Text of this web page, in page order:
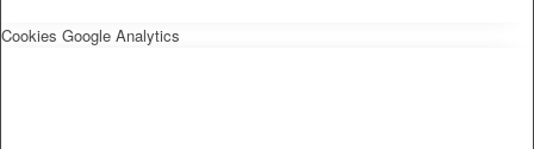
Cookies Google Analytics